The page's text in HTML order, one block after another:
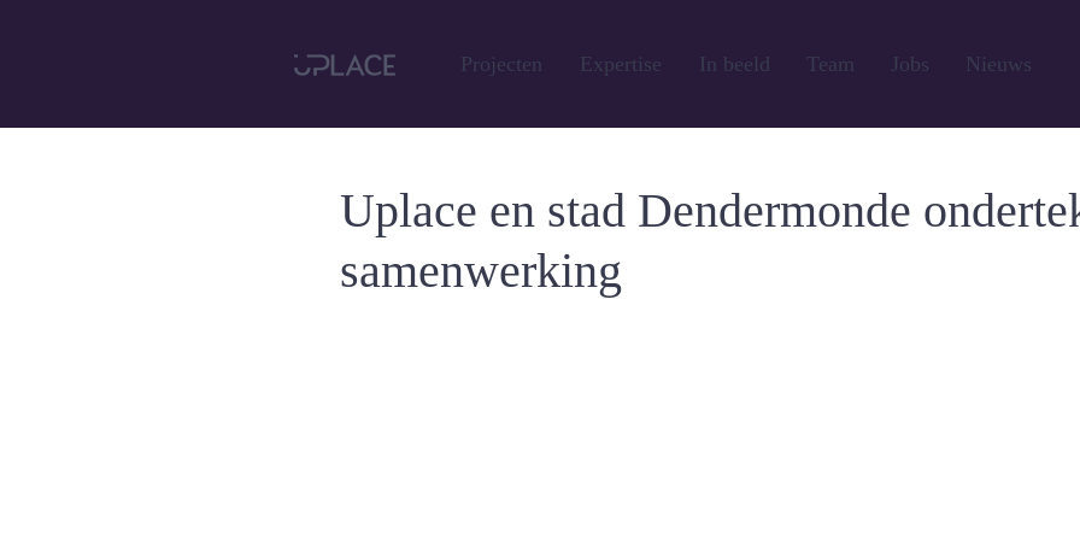
Projecten Expertise In beeld Team Jobs Nieuws
Uplace en stad Dendermonde
samenwerking